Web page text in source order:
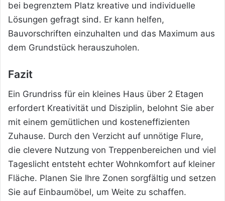
bei begrenztem Platz kreative und individuelle
Lösungen gefragt sind. Er kann helfen,
Bauvorschriften einzuhalten und das Maximum aus
dem Grundstück herauszuholen.
Fazit
Ein Grundriss für ein kleines Haus über 2 Etagen
erfordert Kreativität und Disziplin, belohnt Sie aber
mit einem gemütlichen und kosteneffizienten
Zuhause. Durch den Verzicht auf unnötige Flure,
die clevere Nutzung von Treppenbereichen und viel
Tageslicht entsteht echter Wohnkomfort auf kleiner
Fläche. Planen Sie Ihre Zonen sorgfältig und setzen
Sie auf Einbaumöbel, um Weite zu schaffen.